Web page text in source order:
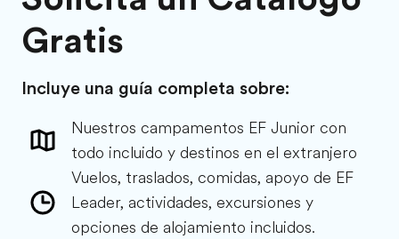
Gratis
Incluye una guía completa sobre:
Nuestros campamentos EF Junior con
todo incluido y destinos en el extranjero
Vuelos, traslados, comidas, apoyo de EF
Leader, actividades, excursiones y
opciones de alojamiento incluidos.